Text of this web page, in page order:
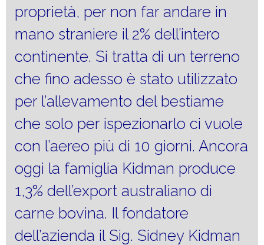
proprietà, per non far andare in
mano straniere il 2% dell’intero
continente. Si tratta di un terreno
che fino adesso è stato utilizzato
per l’allevamento del bestiame
che solo per ispezionarlo ci vuole
con l’aereo più di 10 giorni. Ancora
oggi la famiglia Kidman produce
1,3% dell’export australiano di
carne bovina. Il fondatore
dell’azienda il Sig. Sidney Kidman